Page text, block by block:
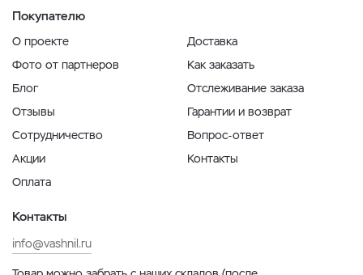
Покупателю
О проекте
Фото от партнеров
Блог
Отзывы
Сотрудничество
Акции
Оплата
Доставка
Как заказать
Отслеживание заказа
Гарантии и возврат
Вопрос-ответ
Контакты
Контакты
info@vashnil.ru